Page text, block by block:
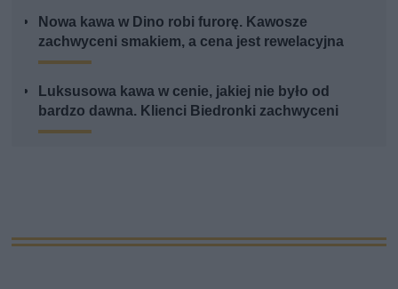
Nowa kawa w Dino robi furorę. Kawosze
zachwyceni smakiem, a cena jest rewelacyjna
Luksusowa kawa w cenie, jakiej nie było od
bardzo dawna. Klienci Biedronki zachwyceni